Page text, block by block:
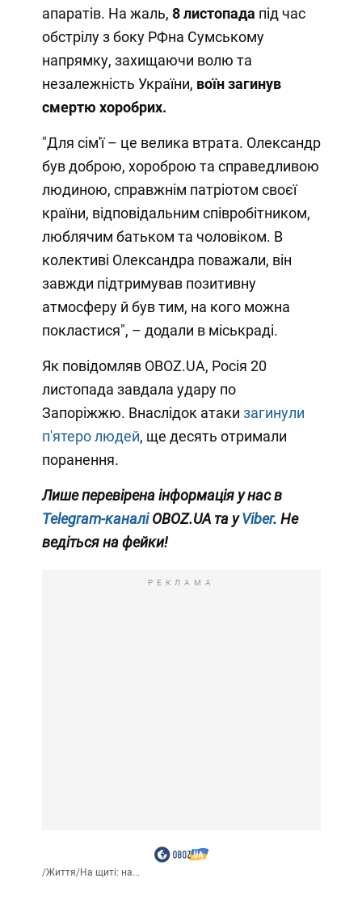
апаратів. На жаль, 8 листопада під час
обстрілу з боку РФна Сумському
напрямку, захищаючи волю та
незалежність України, воїн загинув
смертю хоробрих.
"Для сім'ї – це велика втрата. Олександр
був доброю, хороброю та справедливою
людиною, справжнім патріотом своєї
країни, відповідальним співробітником,
люблячим батьком та чоловіком. В
колективі Олександра поважали, він
завжди підтримував позитивну
атмосферу й був тим, на кого можна
покластися", – додали в міськраді.
Як повідомляв OBOZ.UA, Росія 20
листопада завдала удару по
Запоріжжю. Внаслідок атаки загинули
п'ятеро людей, ще десять отримали
поранення.
Лише перевірена інформація у нас в
Telegram-каналіOBOZ.UA та уViber. Не
ведіться на фейки!
РЕКЛАМА
/Життя/На щиті: на...